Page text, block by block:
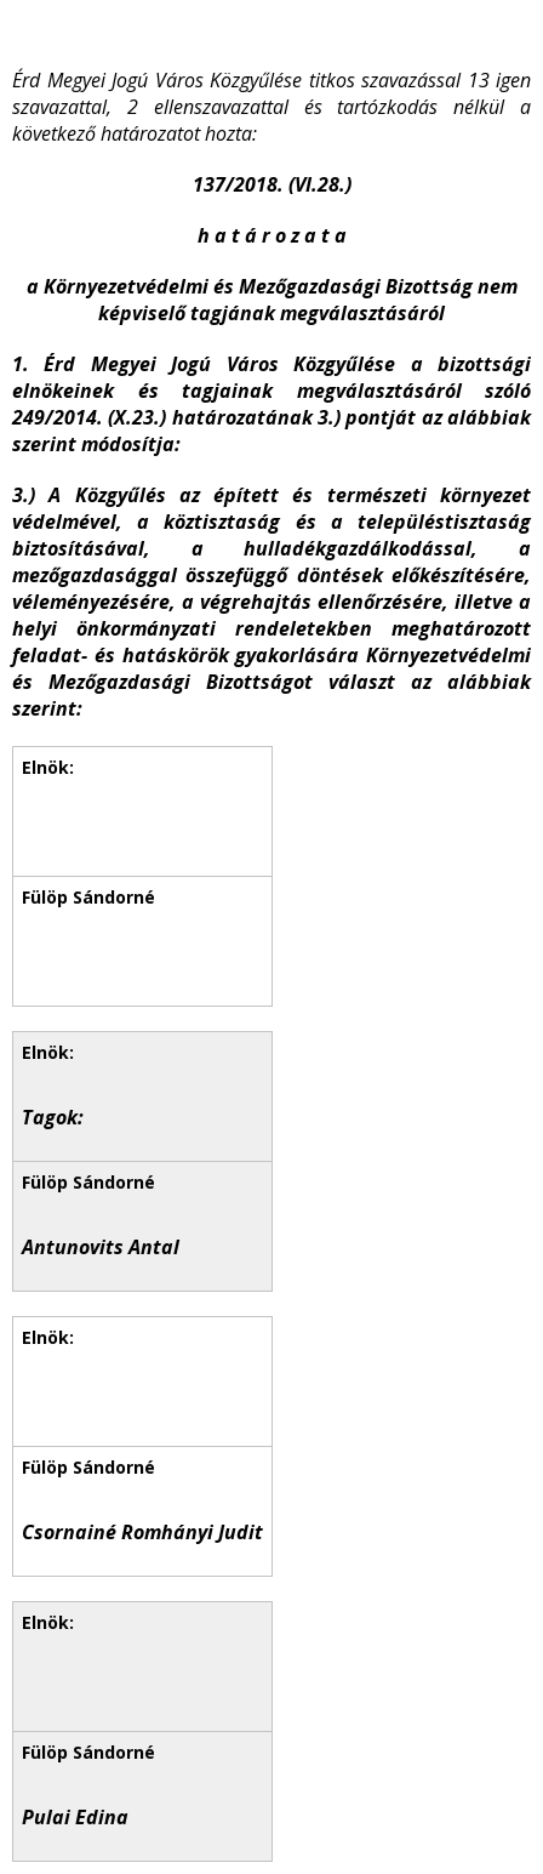
Érd Megyei Jogú Város Közgyűlése titkos szavazással 13 igen
szavazattal, 2 ellenszavazattal és tartózkodás nélkül a
következő határozatot hozta:
137/2018. (VI.28.)
h a t á r o z a t a
a Környezetvédelmi és Mezőgazdasági Bizottság nem
képviselő tagjának megválasztásáról
1. Érd Megyei Jogú Város Közgyűlése a bizottsági
elnökeinek és tagjainak megválasztásáról szóló
249/2014. (X.23.) határozatának 3.) pontját az alábbiak
szerint módosítja:
3.) A Közgyűlés az épített és természeti környezet
védelmével, a köztisztaság és a településtisztaság
biztosításával, a hulladékgazdálkodással, a
mezőgazdasággal összefüggő döntések előkészítésére,
véleményezésére, a végrehajtás ellenőrzésére, illetve a
helyi önkormányzati rendeletekben meghatározott
feladat- és hatáskörök gyakorlására Környezetvédelmi
és Mezőgazdasági Bizottságot választ az alábbiak
szerint:
Tagok:
Antunovits Antal
Csornainé Romhányi Judit
Pulai Edina